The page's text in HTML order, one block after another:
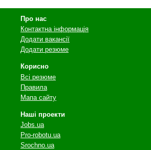
Про нас
Контактна інформація
Додати вакансії
Додати резюме
Корисно
Всі резюме
Правила
Мапа сайту
Наші проекти
Jobs.ua
Pro-robotu.ua
Srochno.ua